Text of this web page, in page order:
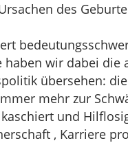
des
haben wir dabei die
übersehen:
mehr zur
und
, Karriere